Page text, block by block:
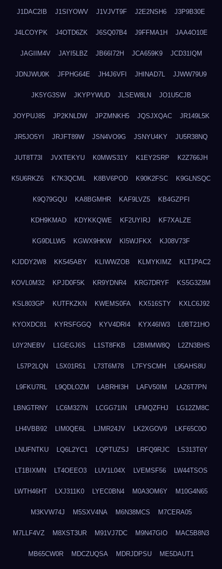
J1DAC2IB J1SIYOWV J1VJVT9F J2E2NSH6 J3P9B30E
J4LCOYPK J4OTD6ZK J6SQ07B4 J9FFMA1H JAA4O10E
JAGIIM4V JAYI5LBZ JB66I72H JCA659K9 JCD31IQM
JDNJWU0K JFPHG64E JH4J6VFI JHINAD7L JJWW79U9
JK5YG3SW JKYPYWUD JLSEW8LN JO1U5CJB
JOYPUJ85 JP2KNLDW JPZMNKH5 JQSJXQAC JR149L5K
JR5JO5YI JRJFT89W JSN4VO9G JSNYU4KY JU5R38NQ
JUT8T73I JVXTEKYU K0MWS31Y K1EY2SRP K2Z766JH
K5U6RKZ6 K7K3QCML K8BV6POD K90K2FSC K9GLNSQC
K9Q79GQU KA8BGMHR KAF9LVZ5 KB4GZPFI
KDH9KMAD KDYKKQWE KF2UYIRJ KF7XALZE
KG9DLLW5 KGWX9HKW KI5WJFKX KJ08V73F
KJDDY2W8 KK545ABY KLIWWZOB KLMYKIMZ KLT1PAC2
KOVL0M32 KPJD0F5K KR9YDNR4 KRG7DRYF KS5G3Z8M
KSL803GP KUTFKZKN KWEMS0FA KX516STY KXLC6J92
KYOXDC81 KYRSFGGQ KYV4DRI4 KYX46IW3 L0BT21HO
L0Y2NEBV L1GEGJ6S L1ST8FKB L2BMMW8Q L2ZN3BHS
L57P2LQN L5X01R51 L73T6M78 L7FYSCMH L95AHS8U
L9FKU7RL L9QDLOZM LABRHI3H LAFV50IM LAZ6T7PN
LBNGTRNY LC6M327N LCGG71IN LFMQZFHJ LG12ZM8C
LH4VBB92 LIM0QE6L LJMR24JV LK2XGOV9 LKF65C0O
LNUFNTKU LQ6L2YC1 LQPTUZSJ LRFQ9RJC LS313T6Y
LT1BIXMN LT4OEEO3 LUV1L04X LVEMSF56 LW44TSOS
LWTH46HT LXJ311K0 LYEC0BN4 M0A3OM6Y M10G4N65
M3KVW74J M5SXV4NA M6N38MCS M7CERA05
M7LLF4VZ M8XST3UR M91VJ7DC M9N47GIO MAC5B8N3
MB65CW0R MDCZUQSA MDRJDPSU ME5DAUT1